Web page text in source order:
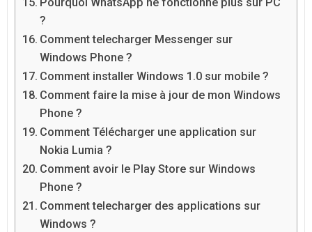
?
Comment telecharger Messenger sur
Windows Phone ?
Comment installer Windows 1.0 sur mobile ?
Comment faire la mise à jour de mon Windows
Phone ?
Comment Télécharger une application sur
Nokia Lumia ?
Comment avoir le Play Store sur Windows
Phone ?
Comment telecharger des applications sur
Windows ?